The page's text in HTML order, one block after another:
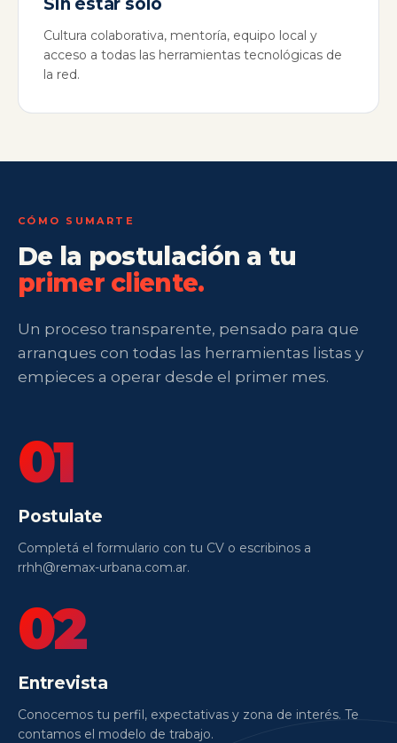
Cultura colaborativa, mentoría, equipo local y
acceso a todas las herramientas tecnológicas de
la red.
CÓMO SUMARTE
De la postulación a tu
primer cliente.
Un proceso transparente, pensado para que
arranques con todas las herramientas listas y
empieces a operar desde el primer mes.
01
Postulate
Completá el formulario con tu CV o escribinos a
rrhh@remax-urbana.com.ar.
02
Entrevista
Conocemos tu perfil, expectativas y zona de interés. Te
contamos el modelo de trabajo.